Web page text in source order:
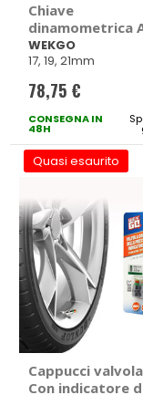
Chiave
dinamometrica
scatto - WEKGO
WEKGO
17, 19, 21mm
78,75 €
CONSEGNA IN
48H
Quasi esaurito
Cappucci valvola
Con indicatore